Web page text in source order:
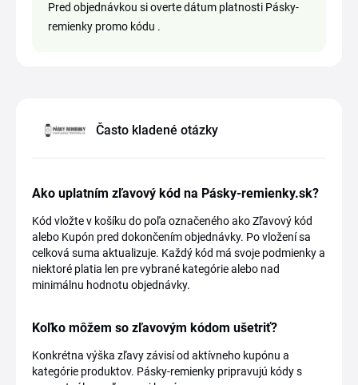
Pred objednávkou si overte dátum platnosti Pásky-
remienky promo kódu .
Často kladené otázky
Ako uplatním zľavový kód na Pásky-remienky.sk?
Kód vložte v košíku do poľa označeného ako Zľavový kód
alebo Kupón pred dokončením objednávky. Po vložení sa
celková suma aktualizuje. Každý kód má svoje podmienky a
niektoré platia len pre vybrané kategórie alebo nad
minimálnu hodnotu objednávky.
Koľko môžem so zľavovým kódom ušetriť?
Konkrétna výška zľavy závisí od aktívneho kupónu a
kategórie produktov. Pásky-remienky pripravujú kódy s